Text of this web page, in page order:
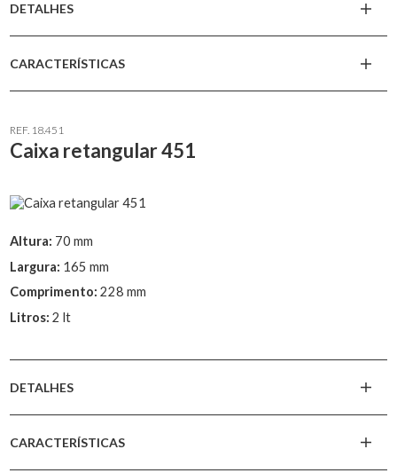
DETALHES
CARACTERÍSTICAS
REF. 18.451
Caixa retangular 451
Altura: 70 mm
Largura: 165 mm
Comprimento: 228 mm
Litros: 2 lt
DETALHES
CARACTERÍSTICAS